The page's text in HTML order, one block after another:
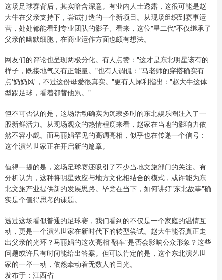
这场足球赛背后，其实暗含深意。有业内人士透露，这很可能是赵
大牛在父亲支持下，尝试打造的一个新项目。从现场组织到赛事运
营，处处都能看到专业团队的影子。看来，这位"星二代"不仅继承了
父亲的幽默细胞，在商业运作方面也颇有想法。
网友们的评论也呈现两极分化。有人点赞："这才是东北明星该有的
样子，既接地气又有正能量。"也有人调侃："马老师的穿搭确实有
点'奶奶风'，不过这份母爱很真实。"更有人犀利指出："赵大牛这体
型踢足球，看着都替他累。"
但不可否认的是，这场活动确实为沉寂多时的东北娱乐圈注入了一
股新鲜活力。从现场观众的热情程度来看，赵家在当地的影响力依
然不容小觑。而马丽娟罕见的高调亮相，似乎也在传递一个信号：
这个演艺世家正在开启新的篇章。
值得一提的是，这场足球赛还吸引了不少当地文旅部门的关注。有
分析认为，这种将明星效应与地方文化相结合的模式，或许能为东
北文旅产业提供新的发展思路。毕竟在当下，如何讲好"东北故事"确
实是个值得思考的课题。
透过这场看似普通的足球赛，我们看到的不仅是一个家庭的温情互
动，更是一个演艺世家在新时代下的转型尝试。赵大牛能否真正走
出父亲的光环？马丽娟的这次亮相"翻车"是否会影响公众形象？这些
问题或许只有时间能给出答案。但可以肯定的是，这个东北演艺世
家的一举一动，依然牵动着无数人的目光。
发布于：江西省